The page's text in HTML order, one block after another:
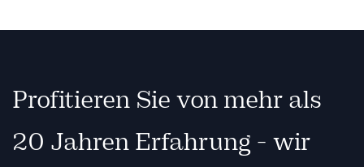
Profitieren Sie von mehr als
20 Jahren Erfahrung - wir